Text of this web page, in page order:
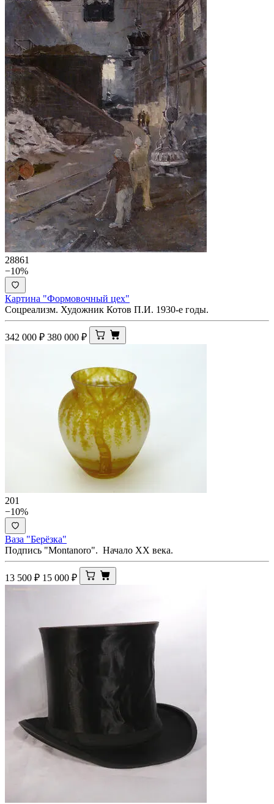
28861
−10%
Картина "Формовочный цех"
Соцреализм. Художник Котов П.И. 1930-е годы.
342 000 ₽ 380 000 ₽
201
−10%
Ваза "Берёзка"
Подпись "Montanoro". Начало ХХ века.
13 500 ₽ 15 000 ₽